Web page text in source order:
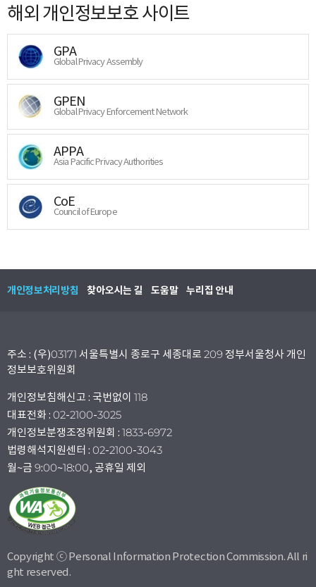
해외 개인정보보호 사이트
GPA
Global Privacy Assembly
GPEN
Global Privacy Enforcement Network
APPA
Asia Pacific Privacy Authorities
CoE
Council of Europe
개인정보처리방침 찾아오시는 길 도움말 누리집 안내
주소 : (우)03171 서울특별시 종로구 세종대로 209 정부서울청사 개인
정보보호위원회
개인정보침해신고 : 국번없이 118
대표전화 : 02-2100-3025
개인정보분쟁조정위원회 : 1833-6972
법령해석지원센터 : 02-2100-3043
월~금 9:00~18:00, 공휴일 제외
Copyright ⓒ Personal Information Protection Commission. All ri
ght reserved.